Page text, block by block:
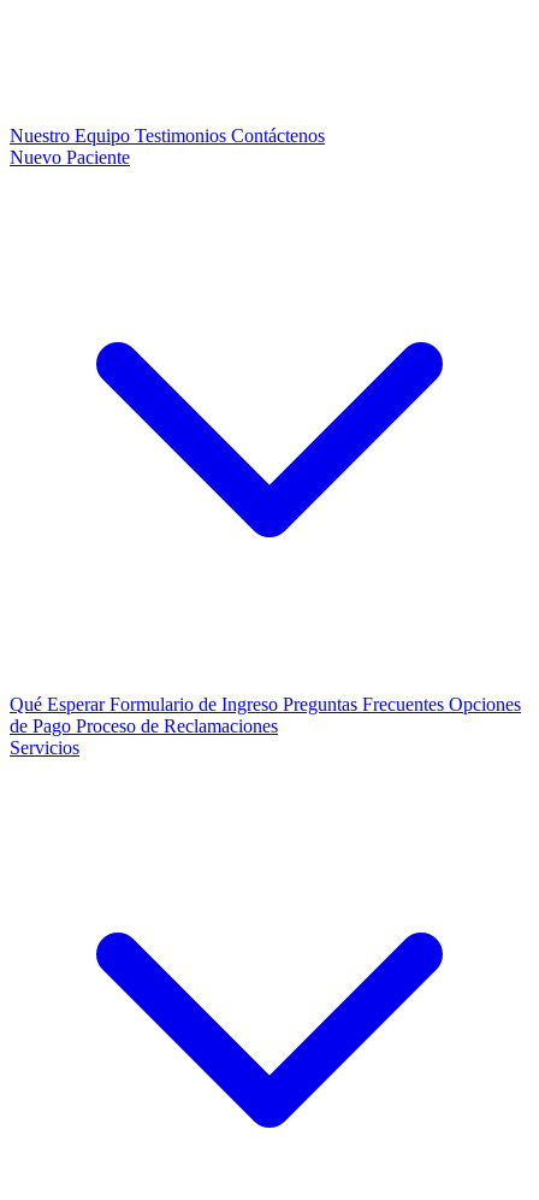
Nuestro Equipo Testimonios Contáctenos
Nuevo Paciente
Qué EsperarFormulario de Ingreso Preguntas Frecuentes Opciones
de Pago Proceso de Reclamaciones
Servicios